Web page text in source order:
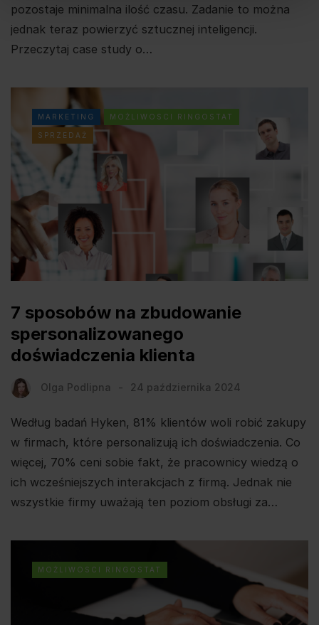
pozostaje minimalna ilość czasu. Zadanie to można
jednak teraz powierzyć sztucznej inteligencji.
Przeczytaj case study o…
MARKETING MOŻLIWOSCI RINGOSTAT
SPRZEDAŻ
7 sposobów na zbudowanie
spersonalizowanego
doświadczenia klienta
Olga Podlipna 24 października 2024
Według badań Hyken, 81% klientów woli robić zakupy
w firmach, które personalizują ich doświadczenia. Co
więcej, 70% ceni sobie fakt, że pracownicy wiedzą o
ich wcześniejszych interakcjach z firmą. Jednak nie
wszystkie firmy uważają ten poziom obsługi za…
MOŻLIWOSCI RINGOSTAT